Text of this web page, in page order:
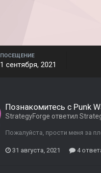
ПОСЕЩЕНИЕ
1 сентября, 2021
Познакомитесь с Punk
StrategyForge ответил
Пожалуйста, прости меня за
31 августа, 2021 4